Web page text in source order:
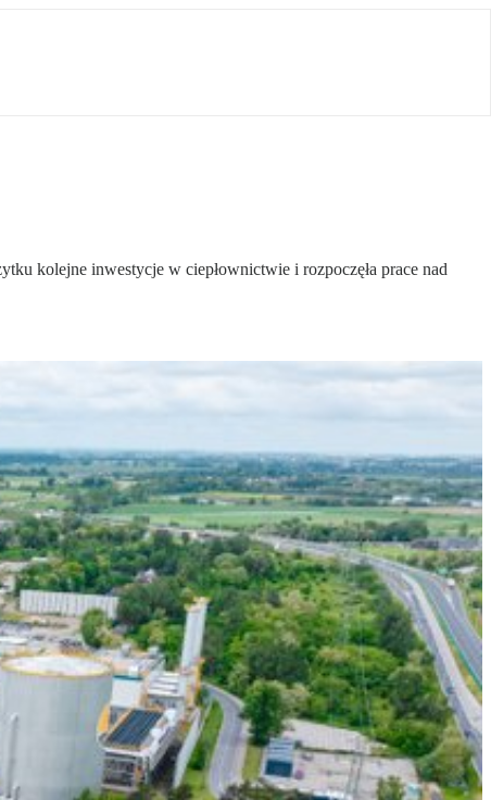
kolejne inwestycje w ciepłownictwie i rozpoczęła prace nad